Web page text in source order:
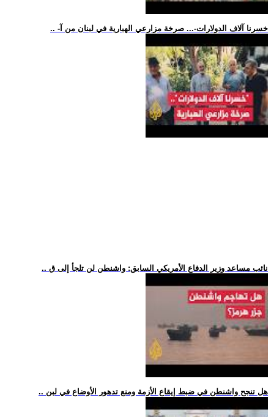
.. -خسرنا آلاف الدولارات-... صرخة مزارعي الهبارية في لبنان من آ
.. نائب مساعد وزير الدفاع الأمريكي السابق: واشنطن لن تلجأ إلى ق
.. هل تنجح واشنطن في ضبط إيقاع الأزمة ومنع تدهور الأوضاع في لبن